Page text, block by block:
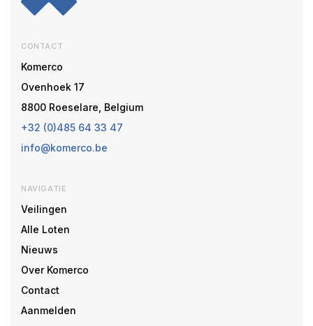
CONTACT
Komerco
Ovenhoek 17
8800 Roeselare, Belgium
+32 (0)485 64 33 47
info@komerco.be
NAVIGATIE
Veilingen
Alle Loten
Nieuws
Over Komerco
Contact
Aanmelden